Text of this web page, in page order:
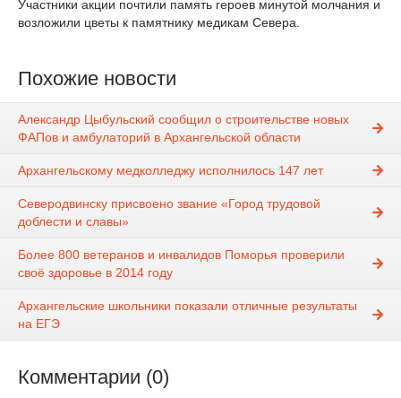
Участники акции почтили память героев минутой молчания и
возложили цветы к памятнику медикам Севера.
Похожие новости
Александр Цыбульский сообщил о строительстве новых
ФАПов и амбулаторий в Архангельской области
Архангельскому медколледжу исполнилось 147 лет
Северодвинску присвоено звание «Город трудовой
доблести и славы»
Более 800 ветеранов и инвалидов Поморья проверили
своё здоровье в 2014 году
Архангельские школьники показали отличные результаты
на ЕГЭ
Комментарии (0)